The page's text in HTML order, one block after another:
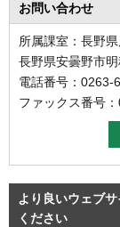
お問い合わせ
所属課室：長野
長野県安曇野市
電話番号：0263-
ファックス番号
より良いウェブ
ください